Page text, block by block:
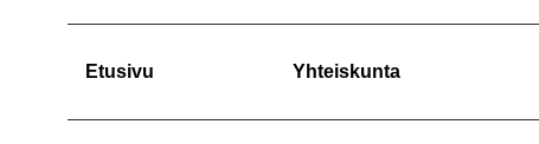
Etusivu Yhteiskunta